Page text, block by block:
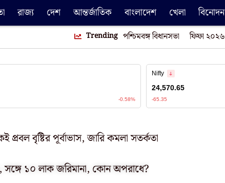
রাজ্য দেশ আন্তর্জাতিক বাংলাদেশ খেলা বিনোদন
Trending পশ্চিমবঙ্গ বিধানসভা ফিফা ২০২৬
বৃষ্টির পূর্বাভাস, জারি কমলা সতর্কতা
সঙ্গে ১০ লাক জরিমানা, কোন অপরাধে?